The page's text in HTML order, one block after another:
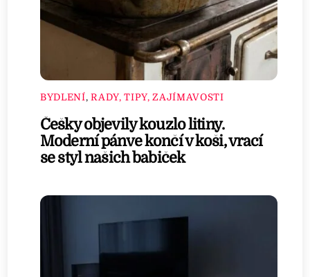
BYDLENÍ,RADY, TIPY, ZAJÍMAVOSTI
Češky objevily kouzlo litiny.
Moderní pánve končí v koši, vrací
se styl našich babiček